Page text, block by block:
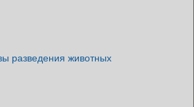
разведения животных